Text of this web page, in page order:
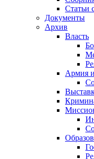
Статьи
Документы
Архив
Власть
Армия